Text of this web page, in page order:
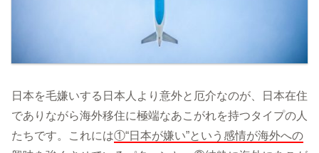
日本を毛嫌いする日本人より意外と厄介なのが、日本在住
でありながら海外移住に極端なあこがれを持つタイプの人
たちです。これには①“日本が嫌い”という感情が海外への